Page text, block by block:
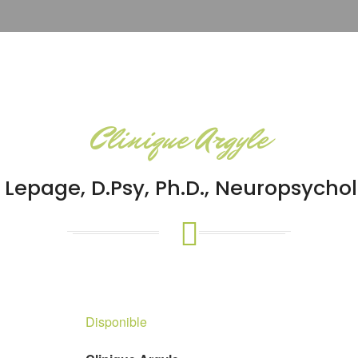
Clinique Argyle
D.Psy, Ph.D.,
Disponible